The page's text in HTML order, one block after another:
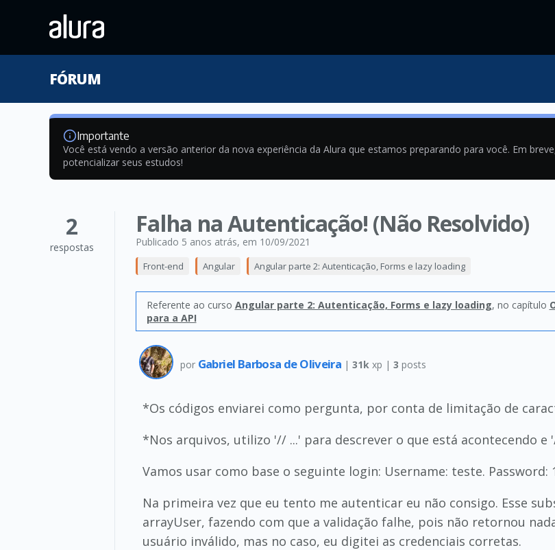
FÓRUM
Importante
Você está vendo a versão anterior da nova experiência da Alura que estamos preparando para você. Em
potencializar seus estudos!
2
respostas
Falha na Autenticação! (Não Resolvido)
Publicado 5 anos atrás, em 10/09/2021
Front-end Angular Angular parte 2: Autenticação, Forms e lazy loading
Referente ao curso Angular parte 2: Autenticação, Forms e lazy loading, no capítulo
para a API
por Gabriel Barbosa de Oliveira | 31k xp | 3 posts
*Os códigos enviarei como pergunta, por conta de limitação de
*Nos arquivos, utilizo '// ...' para descrever o que está acontecendo e
Vamos usar como base o seguinte login: Username: teste. Password:
Na primeira vez que eu tento me autenticar eu não consigo. Esse
arrayUser, fazendo com que a validação falhe, pois não retornou
usuário inválido, mas no caso, eu digitei as credenciais corretas.